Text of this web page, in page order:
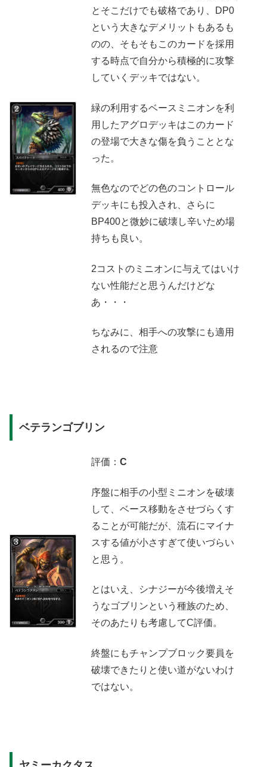
とそこだけでも破格であり、DP0
という大きなデメリットもあるも
のの、そもそもこのカードを採用
する時点で自分から積極的に攻撃
していくデッキではない。
緑の利用するベースミニオンを利
用したアグロデッキはこのカード
の登場で大きな傷を負うこととな
った。
無色なのでどの色のコントロール
デッキにも投入され、さらに
BP400と微妙に破壊し辛いため場
持ちも良い。
2コストのミニオンに与えてはいけ
ない性能だと思うんだけどな
あ・・・
ちなみに、相手への攻撃にも適用
されるので注意
ベテランゴブリン
評価： C
序盤に相手の小型ミニオンを破壊
して、ベース移動をさせづらくす
ることが可能だが、流石にマイナ
スする値が小さすぎて使いづらい
と思う。
とはいえ、シナジーが今後増えそ
うなゴブリンという種族のため、
そのあたりも考慮してC評価。
終盤にもチャンプブロック要員を
破壊できたりと使い道がないわけ
ではない。